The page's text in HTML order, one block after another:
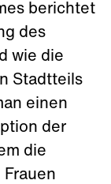
berichtet
des
wie die
Stadtteils
einen
der
die